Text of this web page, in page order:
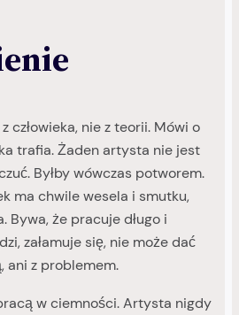
nie z teorii. Mówi o
trafia. Żaden artysta nie jest
Byłby wówczas potworem.
ma chwile wesela i smutku,
Bywa, że pracuje długo i
załamuje się, nie może dać
ani z problemem.
w ciemności. Artysta nigdy